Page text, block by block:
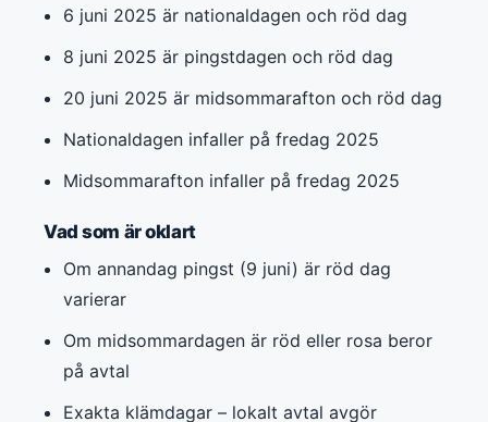
6 juni 2025 är nationaldagen och röd dag
8 juni 2025 är pingstdagen och röd dag
20 juni 2025 är midsommarafton och röd dag
Nationaldagen infaller på fredag 2025
Midsommarafton infaller på fredag 2025
Vad som är oklart
Om annandag pingst (9 juni) är röd dag
varierar
Om midsommardagen är röd eller rosa beror
på avtal
Exakta klämdagar – lokalt avtal avgör